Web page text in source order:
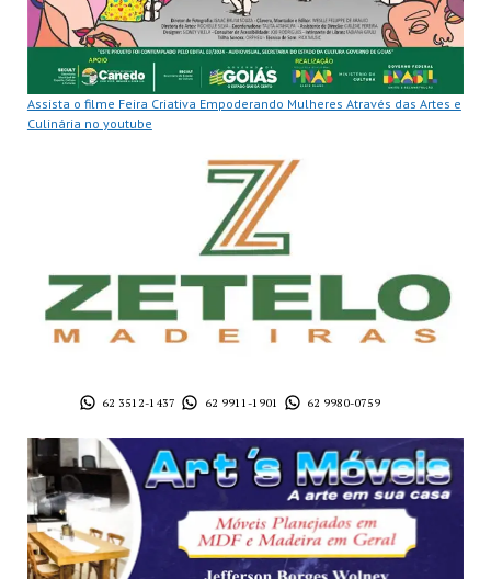
Assista o filme Feira Criativa Empoderando Mulheres Através das Artes e
Culinária no youtube
62 3512-1437 62 9911-1901 62 9980-0759